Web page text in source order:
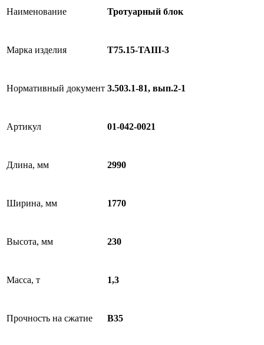
Наименование Тротуарный блок
Марка изделия Т75.15-TAIII-3
Нормативный документ 3.503.1-81, вып.2-1
Артикул 01-042-0021
Длина, мм 2990
Ширина, мм 1770
Высота, мм 230
Масса, т 1,3
Прочность на сжатие B35